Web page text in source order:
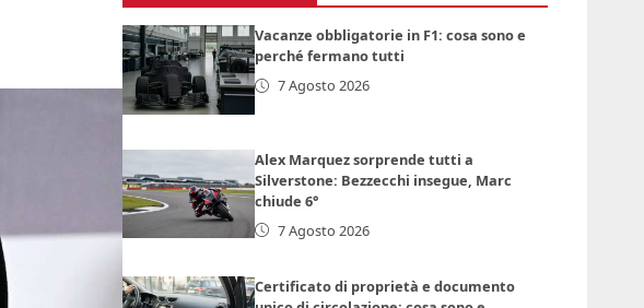
Vacanze obbligatorie in F1: cosa sono e
perché fermano tutti
7 Agosto 2026
Alex Marquez sorprende tutti a
Silverstone: Bezzecchi insegue, Marc
chiude 6°
7 Agosto 2026
Certificato di proprietà e documento